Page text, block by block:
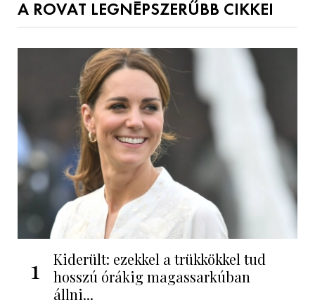
A ROVAT LEGNÉPSZERŰBB CIKKEI
1
Kiderült: ezekkel a trükkökkel tud
hosszú órákig magassarkúban
állni...